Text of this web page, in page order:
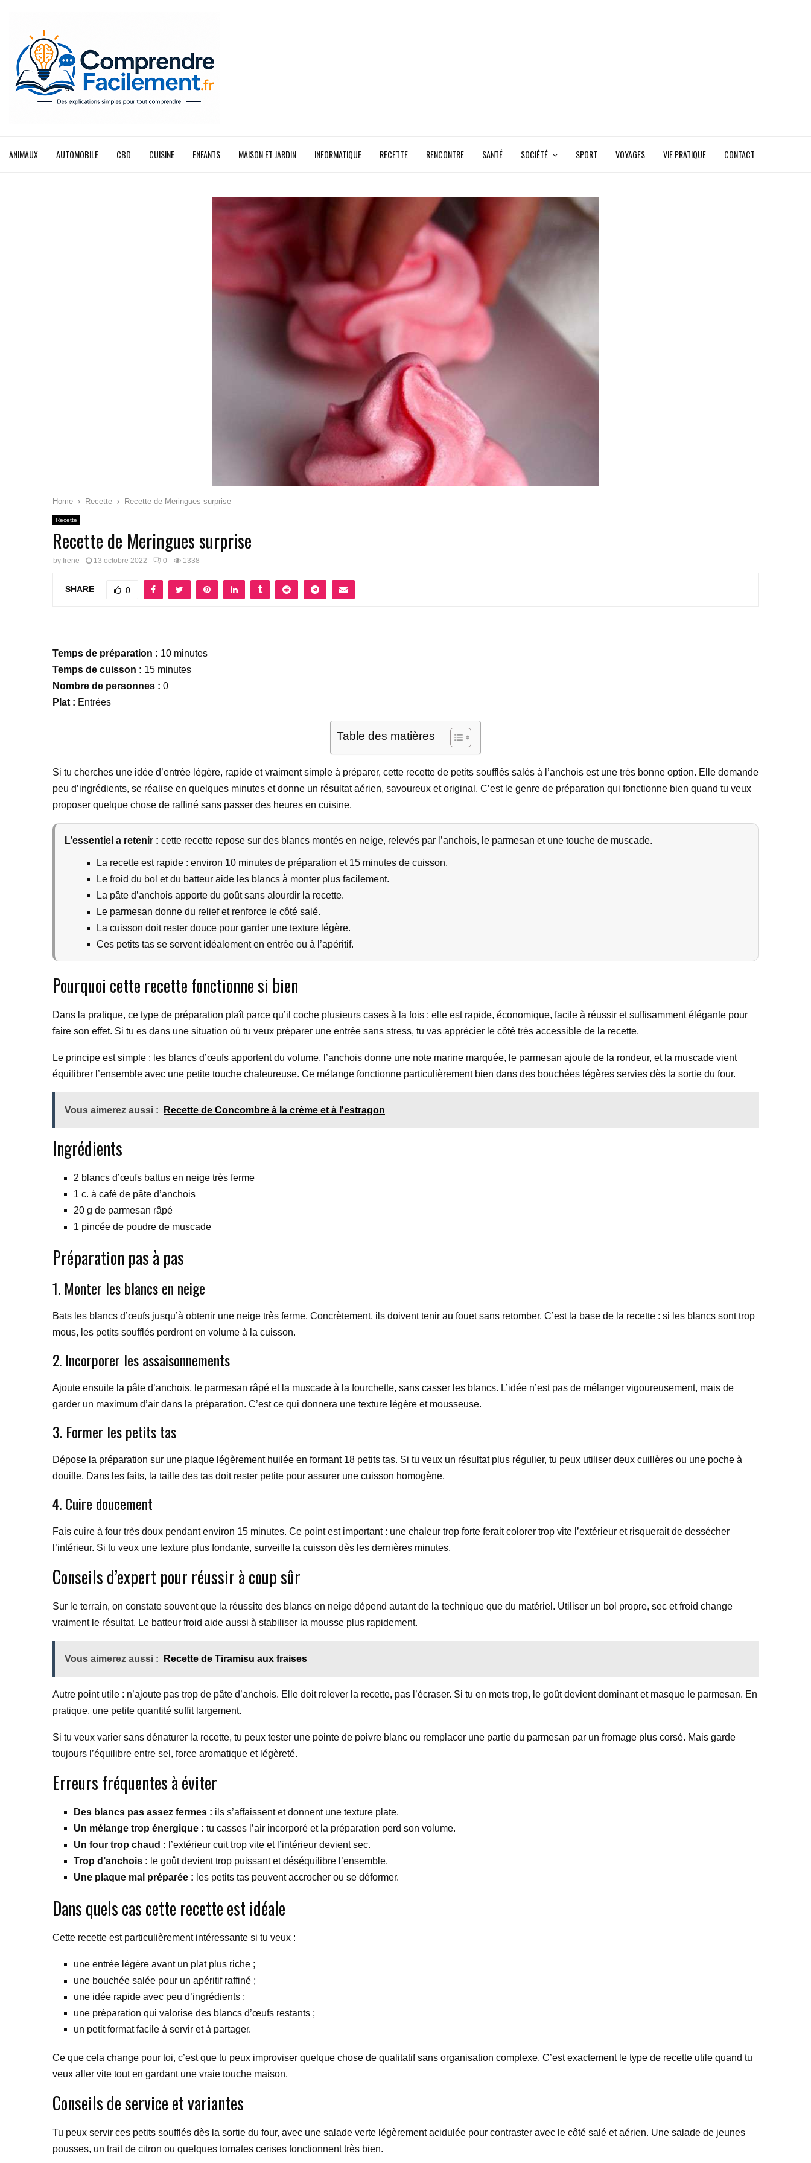
ANIMAUX AUTOMOBILE CBD CUISINE ENFANTS MAISON ET JARDIN INFORMATIQUE RECETTE RENCONTRE SANTÉ SOCIÉTÉ SPORT VOYAGES VIE PRATIQUE CONTACT
Home Recette Recette de Meringues surprise
Recette
Recette de Meringues surprise
by Irene 13 octobre 2022 0 1338
SHARE 0
Temps de préparation : 10 minutes
Temps de cuisson : 15 minutes
Nombre de personnes : 0
Plat : Entrées
Table des matières
Si tu cherches une idée d’entrée légère, rapide et vraiment simple à préparer, cette recette de petits soufflés salés à l’anchois est une très bonne option. Elle demande
peu d’ingrédients, se réalise en quelques minutes et donne un résultat aérien, savoureux et original. C’est le genre de préparation qui fonctionne bien quand tu veux
proposer quelque chose de raffiné sans passer des heures en cuisine.
L’essentiel a retenir : cette recette repose sur des blancs montés en neige, relevés par l’anchois, le parmesan et une touche de muscade.
La recette est rapide : environ 10 minutes de préparation et 15 minutes de cuisson.
Le froid du bol et du batteur aide les blancs à monter plus facilement.
La pâte d’anchois apporte du goût sans alourdir la recette.
Le parmesan donne du relief et renforce le côté salé.
La cuisson doit rester douce pour garder une texture légère.
Ces petits tas se servent idéalement en entrée ou à l’apéritif.
Pourquoi cette recette fonctionne si bien
Dans la pratique, ce type de préparation plaît parce qu’il coche plusieurs cases à la fois : elle est rapide, économique, facile à réussir et suffisamment élégante pour
faire son effet. Si tu es dans une situation où tu veux préparer une entrée sans stress, tu vas apprécier le côté très accessible de la recette.
Le principe est simple : les blancs d’œufs apportent du volume, l’anchois donne une note marine marquée, le parmesan ajoute de la rondeur, et la muscade vient
équilibrer l’ensemble avec une petite touche chaleureuse. Ce mélange fonctionne particulièrement bien dans des bouchées légères servies dès la sortie du four.
Vous aimerez aussi : Recette de Concombre à la crème et à l'estragon
Ingrédients
2 blancs d’œufs battus en neige très ferme
1 c. à café de pâte d’anchois
20 g de parmesan râpé
1 pincée de poudre de muscade
Préparation pas à pas
1. Monter les blancs en neige
Bats les blancs d’œufs jusqu’à obtenir une neige très ferme. Concrètement, ils doivent tenir au fouet sans retomber. C’est la base de la recette : si les blancs sont trop
mous, les petits soufflés perdront en volume à la cuisson.
2. Incorporer les assaisonnements
Ajoute ensuite la pâte d’anchois, le parmesan râpé et la muscade à la fourchette, sans casser les blancs. L’idée n’est pas de mélanger vigoureusement, mais de
garder un maximum d’air dans la préparation. C’est ce qui donnera une texture légère et mousseuse.
3. Former les petits tas
Dépose la préparation sur une plaque légèrement huilée en formant 18 petits tas. Si tu veux un résultat plus régulier, tu peux utiliser deux cuillères ou une poche à
douille. Dans les faits, la taille des tas doit rester petite pour assurer une cuisson homogène.
4. Cuire doucement
Fais cuire à four très doux pendant environ 15 minutes. Ce point est important : une chaleur trop forte ferait colorer trop vite l’extérieur et risquerait de dessécher
l’intérieur. Si tu veux une texture plus fondante, surveille la cuisson dès les dernières minutes.
Conseils d’expert pour réussir à coup sûr
Sur le terrain, on constate souvent que la réussite des blancs en neige dépend autant de la technique que du matériel. Utiliser un bol propre, sec et froid change
vraiment le résultat. Le batteur froid aide aussi à stabiliser la mousse plus rapidement.
Vous aimerez aussi : Recette de Tiramisu aux fraises
Autre point utile : n’ajoute pas trop de pâte d’anchois. Elle doit relever la recette, pas l’écraser. Si tu en mets trop, le goût devient dominant et masque le parmesan. En
pratique, une petite quantité suffit largement.
Si tu veux varier sans dénaturer la recette, tu peux tester une pointe de poivre blanc ou remplacer une partie du parmesan par un fromage plus corsé. Mais garde
toujours l’équilibre entre sel, force aromatique et légèreté.
Erreurs fréquentes à éviter
Des blancs pas assez fermes : ils s’affaissent et donnent une texture plate.
Un mélange trop énergique : tu casses l’air incorporé et la préparation perd son volume.
Un four trop chaud : l’extérieur cuit trop vite et l’intérieur devient sec.
Trop d’anchois : le goût devient trop puissant et déséquilibre l’ensemble.
Une plaque mal préparée : les petits tas peuvent accrocher ou se déformer.
Dans quels cas cette recette est idéale
Cette recette est particulièrement intéressante si tu veux :
une entrée légère avant un plat plus riche ;
une bouchée salée pour un apéritif raffiné ;
une idée rapide avec peu d’ingrédients ;
une préparation qui valorise des blancs d’œufs restants ;
un petit format facile à servir et à partager.
Ce que cela change pour toi, c’est que tu peux improviser quelque chose de qualitatif sans organisation complexe. C’est exactement le type de recette utile quand tu
veux aller vite tout en gardant une vraie touche maison.
Conseils de service et variantes
Tu peux servir ces petits soufflés dès la sortie du four, avec une salade verte légèrement acidulée pour contraster avec le côté salé et aérien. Une salade de jeunes
pousses, un trait de citron ou quelques tomates cerises fonctionnent très bien.